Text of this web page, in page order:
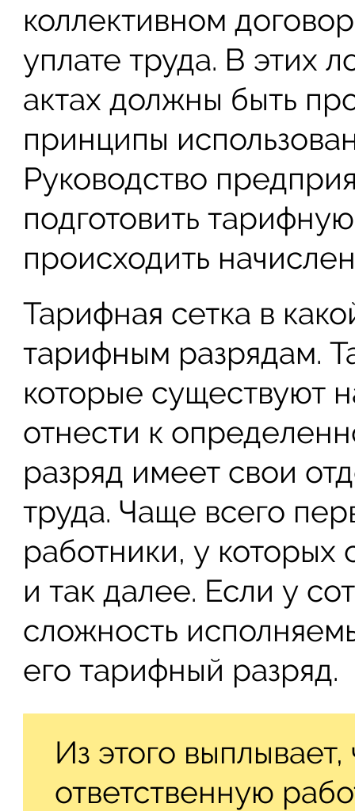
коллективном
уплате труда. В этих
актах должны быть
принципы
Руководство
подготовить
происходить
Тарифная сетка в
тарифным разрядам.
которые существуют
отнести к
разряд имеет свои
труда. Чаще всего
работники, у которых
и так далее. Если у
сложность
его тарифный разряд.
Из этого
ответственную